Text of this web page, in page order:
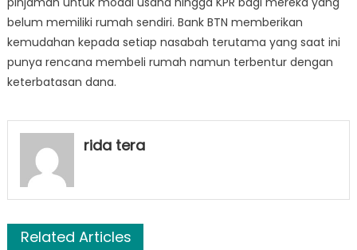
belum memiliki rumah sendiri. Bank BTN memberikan
kemudahan kepada setiap nasabah terutama yang saat ini
punya rencana membeli rumah namun terbentur dengan
keterbatasan dana.
rida tera
Related Articles